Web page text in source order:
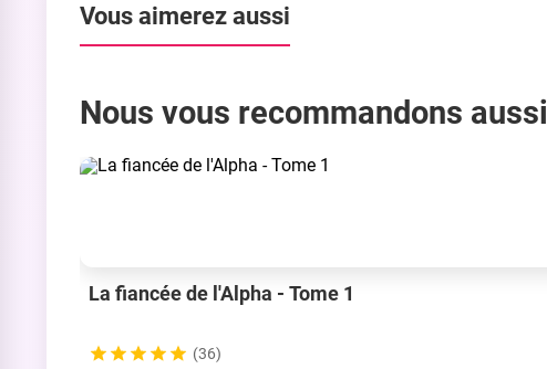
Vous aimerez aussi
Nous vous recommandons aussi
La fiancée de l'Alpha - Tome 1
(36)